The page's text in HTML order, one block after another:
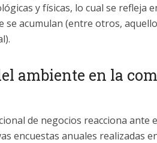
y físicas, lo cual se refleja
se acumulan (entre otros,
ambiente en la
de negocios reacciona ante
encuestas anuales realizadas